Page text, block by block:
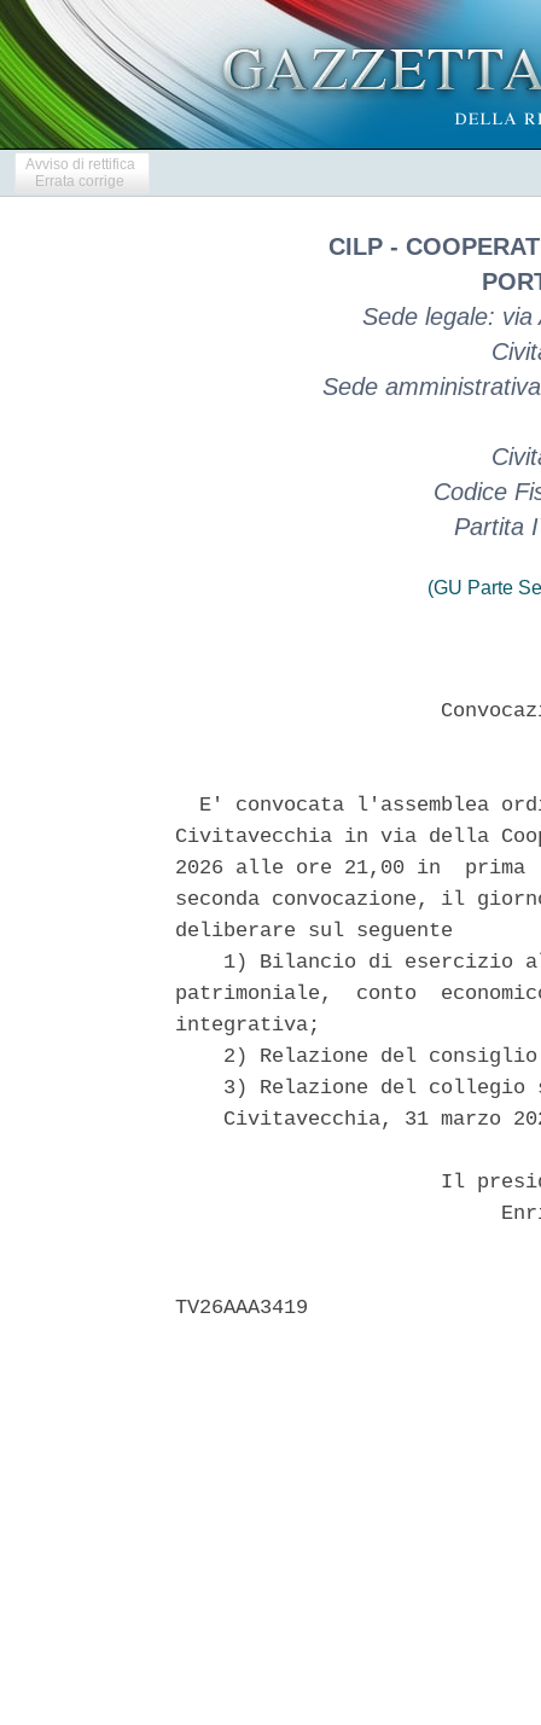
Avviso di rettifica
Errata corrige
CILP -
Sede legale:
Sede
Codice
Partita
(GU Parte
E' convocata l'assemblea
Civitavecchia in via della
2026 alle ore 21,00 in  prima
seconda convocazione, il
deliberare sul seguente
1) Bilancio di esercizio
patrimoniale,  conto
integrativa;
2) Relazione del
3) Relazione del collegio
Civitavecchia, 31 marzo
Il